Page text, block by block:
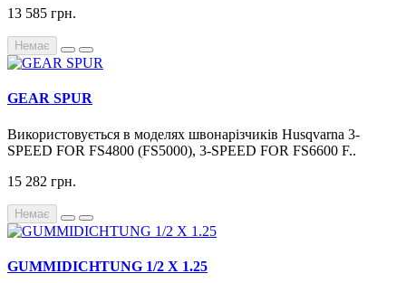
13 585 грн.
Немає
GEAR SPUR
Використовується в моделях швонарізчиків Husqvarna 3-
SPEED FOR FS4800 (FS5000), 3-SPEED FOR FS6600 F..
15 282 грн.
Немає
GUMMIDICHTUNG 1/2 Х 1.25